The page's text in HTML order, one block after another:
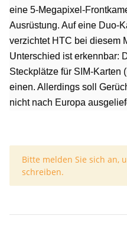
eine 5-Megapixel-
Ausrüstung. Auf eine Duo-
verzichtet HTC bei diesem
Unterschied ist erkennbar:
Steckplätze für SIM-Karten
einen. Allerdings soll
nicht nach Europa
x
Bitte melden Sie sich an,
schreiben.